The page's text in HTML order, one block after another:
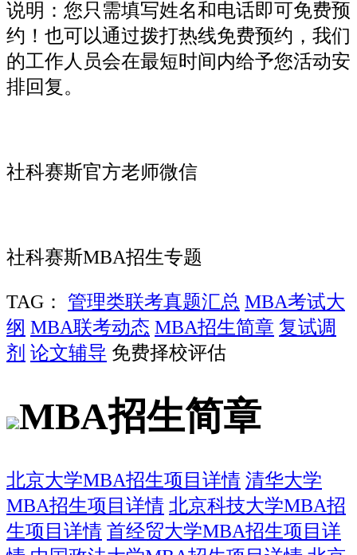
说明：您只需填写姓名和电话即可免费预
约！也可以通过拨打热线免费预约，我们
的工作人员会在最短时间内给予您活动安
排回复。
社科赛斯官方老师微信
社科赛斯MBA招生专题
TAG： 管理类联考真题汇总 MBA考试大
纲 MBA联考动态 MBA招生简章 复试调
剂 论文辅导 免费择校评估
MBA招生简章
北京大学MBA招生项目详情 清华大学
MBA招生项目详情 北京科技大学MBA招
生项目详情 首经贸大学MBA招生项目详